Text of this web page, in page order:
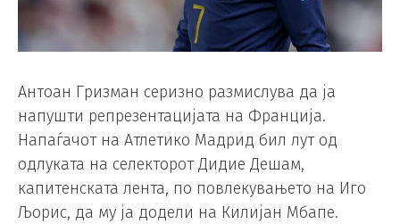
Антоан Гризман серизно размислува да ја
напушти репрезентацијата на Франција.
Напаѓачот на Атлетико Мадрид бил лут од
одлуката на селекторот Дидие Дешам,
капитенската лента, по повлекувањето на Иго
Љорис, да му ја додели на Килијан Мбапе.